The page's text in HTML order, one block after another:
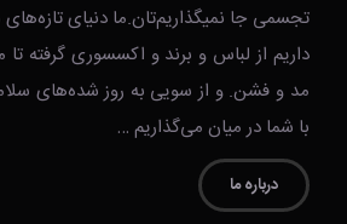
تجسمی جا نمیگذاریم‌تان.ما دنیای تازه‌های
داریم از لباس و برند و اکسسوری گرفته
مد و فشن. و از سویی به روز شده‌های
با شما در میان می‌گذاریم …
درباره ما